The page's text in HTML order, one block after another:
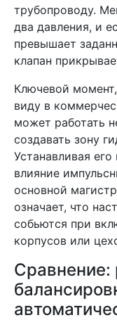
трубопроводу.
два давления, и
превышает
клапан
Ключевой
виду в
может работать
создавать зону
Устанавливая
влияние
основной
означает, что
собьются при
корпусов или
Сравнение: